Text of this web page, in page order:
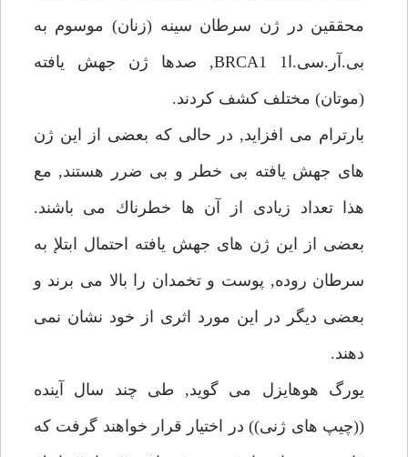
محققين در ژن سرطان سينه (زنان) موسوم به
بى.آر.سى.اBRCA1 1, صدها ژن جهش يافته
(موتان) مختلف كشف كردند.
بارترام مى افزايد, در حالى كه بعضى از اين ژن
هاى جهش يافته بى خطر و بى ضرر هستند, مع
هذا تعداد زيادى از آن ها خطرناك مى باشند.
بعضى از اين ژن هاى جهش يافته احتمال ابتلإ به
سرطان روده, پوست و تخمدان را بالا مى برند و
بعضى ديگر در اين مورد اثرى از خود نشان نمى
دهند.
يورگ هوهايزل مى گويد, طى چند سال آينده
((چيپ هاى ژنى)) در اختيار قرار خواهند گرفت كه